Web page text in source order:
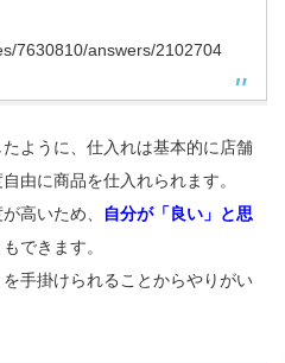
7630810/answers/2102704
ように、仕入れは基本的に店舗
由に商品を仕入れられます。
高いため、
自分が「良い」と思
できます。
手掛けられることからやりがい